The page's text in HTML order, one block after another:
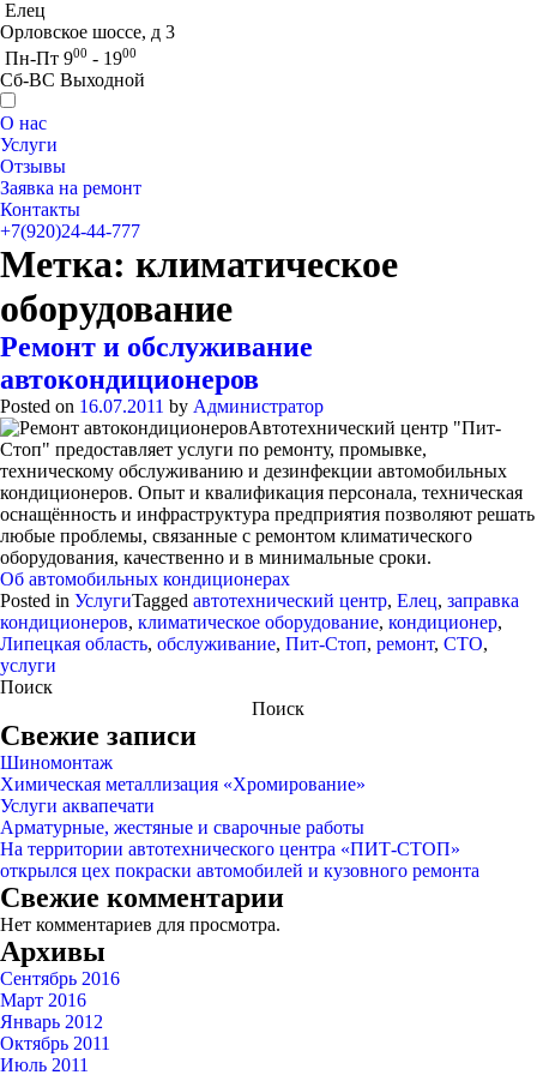
Елец
Орловское шоссе, д 3
Пн-Пт 900 - 1900
Сб-ВС Выходной
О нас
Услуги
Отзывы
Заявка на ремонт
Контакты
+7(920)24-44-777
Метка: климатическое
оборудование
Ремонт и обслуживание
автокондиционеров
Posted on 16.07.2011 by Администратор
Автотехнический центр "Пит-
Стоп" предоставляет услуги по ремонту, промывке,
техническому обслуживанию и дезинфекции автомобильных
кондиционеров. Опыт и квалификация персонала, техническая
оснащённость и инфраструктура предприятия позволяют решать
любые проблемы, связанные с ремонтом климатического
оборудования, качественно и в минимальные сроки.
Об автомобильных кондиционерах
Posted in УслугиTagged автотехнический центр, Елец, заправка
кондиционеров, климатическое оборудование, кондиционер,
Липецкая область, обслуживание, Пит-Стоп, ремонт, СТО,
услуги
Поиск
Поиск
Свежие записи
Шиномонтаж
Химическая металлизация «Хромирование»
Услуги аквапечати
Арматурные, жестяные и сварочные работы
На территории автотехнического центра «ПИТ-СТОП»
открылся цех покраски автомобилей и кузовного ремонта
Свежие комментарии
Нет комментариев для просмотра.
Архивы
Сентябрь 2016
Март 2016
Январь 2012
Октябрь 2011
Июль 2011